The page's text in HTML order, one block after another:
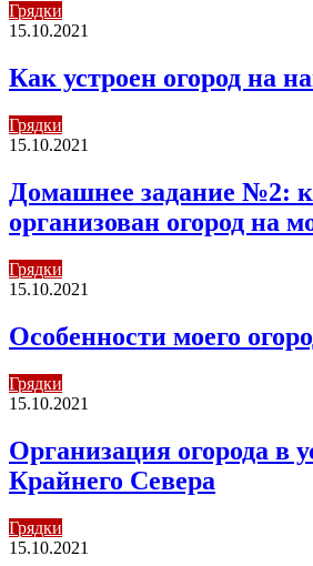
Грядки
15.10.2021
Как устроен огород на
Грядки
15.10.2021
Домашнее задание №2:
организован огород на
Грядки
15.10.2021
Особенности моего
Грядки
15.10.2021
Организация огорода в
Крайнего Севера
Грядки
15.10.2021